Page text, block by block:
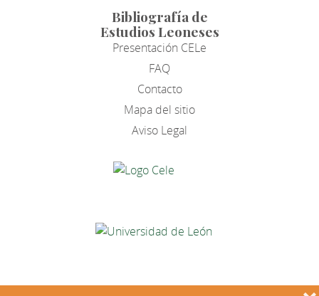
Bibliografía de
Estudios Leoneses
Presentación CELe
FAQ
Contacto
Mapa del sitio
Aviso Legal